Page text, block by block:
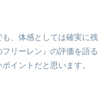
、体感としては確実に残
リーレン』の評価を語る
イントだと思います。